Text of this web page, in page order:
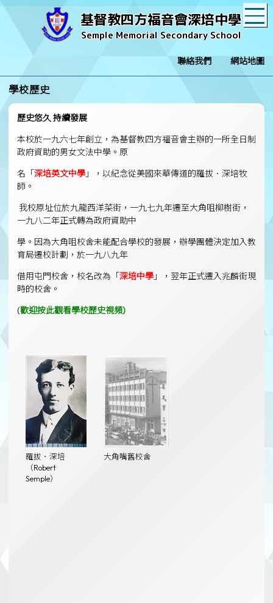
基督教四方福音會深培中學
Semple Memorial Secondary School
聯絡我們 網站地圖
學校歷史
歷史悠久 持續發展
本校於一九六七年創立，為基督教四方福音會主辦的一所全日制
政府資助的男女文法中學。原
名「深培英文中學」，以紀念從美國來華傳道的羅拔．深培牧
師。
我校原址位於九龍西洋菜街，一九七九年遷至大角咀柳樹街，
一九八二年正式轉為政府資助中
學。因為大角咀校舍未能配合學校的發展，辦學團體決定加入教
育局遷校計劃，於一九八九年
借用屯門校舍，校名改為「深培中學」，翌年正式遷入兆麟街現
時的校舍。
(歡迎按此觀看學校歷史視頻)
羅拔．深培
（Robert
Semple）
大角嘴舊校舍